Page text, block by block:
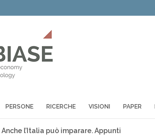
PERSONE RICERCHE VISIONI PAPER
l’Italia può imparare. Appunti